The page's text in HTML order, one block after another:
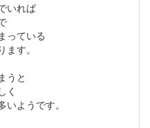
いれば
っている
す。
うと
く
ようです。